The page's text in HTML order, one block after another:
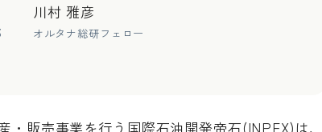
川村 雅彦
オルタナ総研フェロー
・販売事業を行う国際石油開発帝石(INPEX)は